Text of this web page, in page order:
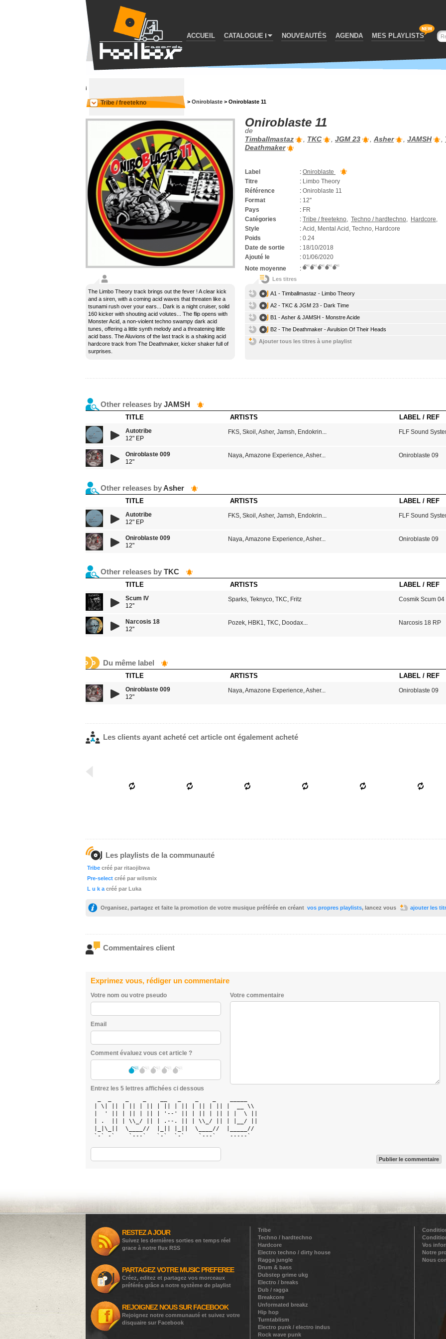
ACCUEIL CATALOGUE NOUVEAUTÉS AGENDA MES PLAYLISTS
i
Tribe / freetekno > Oniroblaste > Oniroblaste 11
Oniroblaste 11
de
Timballmastaz
, TKC , JGM 23 , Asher , JAMSH ,
Deathmaker
Label : Oniroblaste
Titre
: Limbo Theory
Référence
: Oniroblaste 11
Format
: 12''
Pays
: FR
Catégories
: Tribe / freetekno, Techno / hardtechno, Hardcore,
Style
: Acid, Mental Acid, Techno, Hardcore
Poids
: 0.24
Date de sortie
: 18/10/2018
Ajouté le
: 01/06/2020
Note moyenne
:
The Limbo Theory track brings out the fever ! A clear kick
and a siren, with a coming acid waves that threaten like a
tsunami rush over your ears... Dark is a night cruiser, solid
160 kicker with shouting acid volutes... The flip opens with
Monster Acid, a non-violent techno swampy dark acid
tunes, offering a little synth melody and a threatening little
acid bass. The Aluvions of the last track is a shaking acid
hardcore track from The Deathmaker, kicker shaker full of
surprises.
Les titres
A1 - Timballmastaz - Limbo Theory
A2 - TKC & JGM 23 - Dark Time
B1 - Asher & JAMSH - Monstre Acide
B2 - The Deathmaker - Avulsion Of Their Heads
Ajouter tous les titres à une playlist
Other releases by JAMSH
TITLE ARTISTS LABEL / REF
Autotribe
12" EP
FKS, Skoil ,Asher, Jamsh, Endokrin... FLF Sound
Oniroblaste 009
12"
Naya,Amazone Experience,Asher... Oniroblaste 09
Other releases byAsher
TITLE ARTISTS LABEL / REF
Autotribe
12" EP
FKS, Skoil ,Asher, Jamsh, Endokrin... FLF Sound
Oniroblaste 009
12"
Naya,Amazone Experience,Asher... Oniroblaste 09
Other releases by TKC
TITLE ARTISTS LABEL / REF
Scum IV
12''
Sparks, Teknyco, TKC, Fritz Cosmik Scum 04
Narcosis 18
12''
Pozek, HBK1, TKC, Doodax... Narcosis 18 RP
Du même label
TITLE ARTISTS LABEL / REF
Oniroblaste 009
12"
Naya,Amazone Experience,Asher... Oniroblaste 09
Les clients ayant acheté cet article ont également acheté
Les playlists de la communauté
Tribe créé par ritaojibwa
Pre-select créé par wilsmix
L u k a créé par Luka
Organisez, partagez et faite la promotion de votre musique préférée en créant vos propres playlists, lancez vous ajouter les
Commentaires client
Exprimez vous, rédiger un commentaire
Votre nom ou votre pseudo
Email
Comment évaluez vous cet article ?
Votre commentaire
Entrez les 5 lettres affichées ci dessous
| \| || | || | || | || | || | || | || |  __ \\
|  ' || | || | || | '--' || | || | || | |  \ ||
| .  || | \\_/ || | .--. || | \\_/ || | |__/ ||
|_|\_||  \____//  |_|| |_||  \____//  |_____//
`-` -`    `---`   `-`  `-`    `---`    -----`
Publier le commentaire
RESTEZ A JOUR
Suivez les dernières sorties en temps réel
grace à notre flux RSS
PARTAGEZ VOTRE MUSIC PREFEREE
Créez, editez et partagez vos morceaux
préférés grâce a notre système de playlist
REJOIGNEZ NOUS SUR FACEBOOK
Rejoignez notre communauté et suivez votre
disquaire sur Facebook
Tribe
Techno / hardtechno
Hardcore
Electro techno / dirty house
Ragga jungle
Drum & bass
Dubstep grime ukg
Electro / breaks
Dub / ragga
Breakcore
Unformated breakz
Hip hop
Turntablism
Electro punk / electro indus
Rock wave punk
Vos
Notre
Nous